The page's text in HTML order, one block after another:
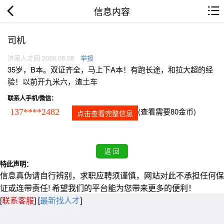
信息内容
司机
济南人才网 2026.08.08 举报
35岁，B本。双证齐全，马上下A本！有跑长途，和拉大超的经
验！以前开九米六，渣土车
联系人手机/微信：
137****2482 点击查看完整信息 (查看需要80金币)
特此声明：
信息真伪请自行辨别，求职应聘须谨慎，网站对此不承担任何保
证或连带责任! 希望我们的平台能为您带来更多的便利！
[联系客服] [最新找人才]